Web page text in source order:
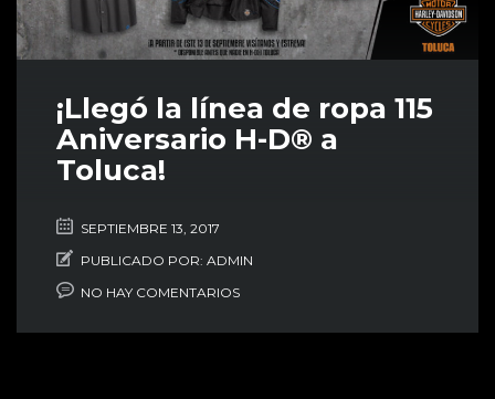
¡Llegó la línea de ropa 115
Aniversario H-D® a
Toluca!
SEPTIEMBRE 13, 2017
PUBLICADO POR: ADMIN
NO HAY COMENTARIOS